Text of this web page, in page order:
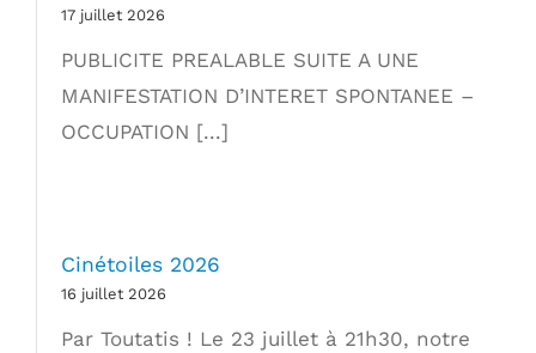
17 juillet 2026
PUBLICITE PREALABLE SUITE A UNE
MANIFESTATION D’INTERET SPONTANEE –
OCCUPATION [...]
Cinétoiles 2026
16 juillet 2026
Par Toutatis ! Le 23 juillet à 21h30, notre